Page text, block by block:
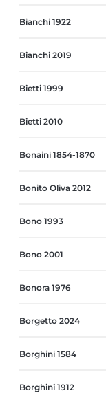
Bianchi 1922
Bianchi 2019
Bietti 1999
Bietti 2010
Bonaini 1854-1870
Bonito Oliva 2012
Bono 1993
Bono 2001
Bonora 1976
Borgetto 2024
Borghini 1584
Borghini 1912